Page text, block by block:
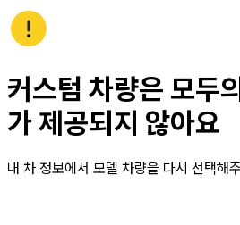
커스텀 차량은 모두
가 제공되지 않아요
내 차 정보에서 모델 차량을 다시 선택해